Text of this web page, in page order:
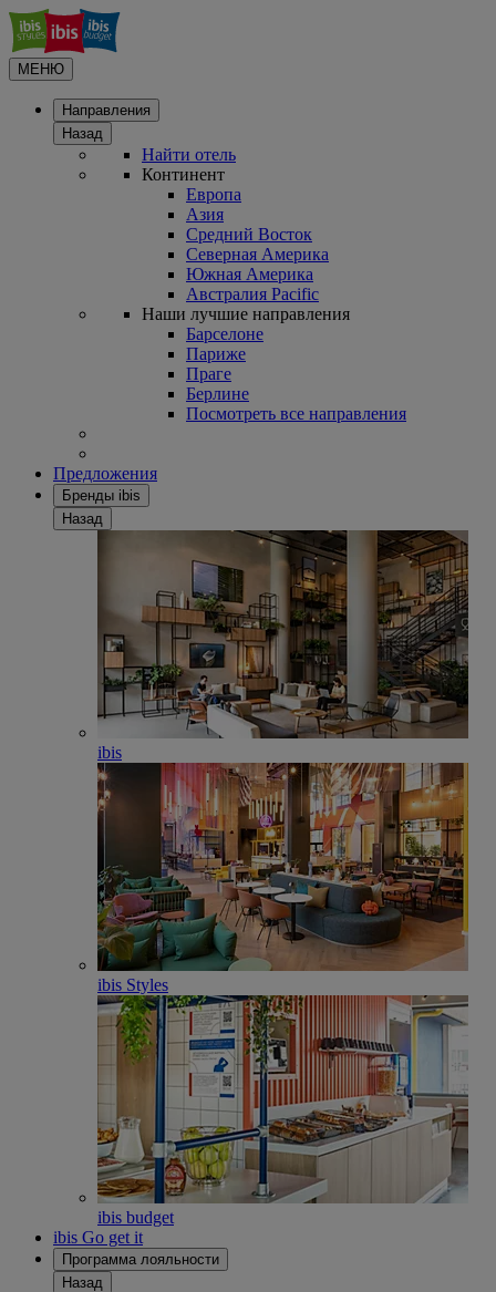
МЕНЮ
Направления
Назад
Найти отель
Континент
Европа
Азия
Средний Восток
Северная Америка
Южная Америка
Австралия Pacific
Наши лучшие направления
Барселоне
Париже
Праге
Берлине
Посмотреть все направления
Предложения
Бренды ibis
Назад
ibis
ibis Styles
ibis budget
ibis Go get it
Программа лояльности
Назад